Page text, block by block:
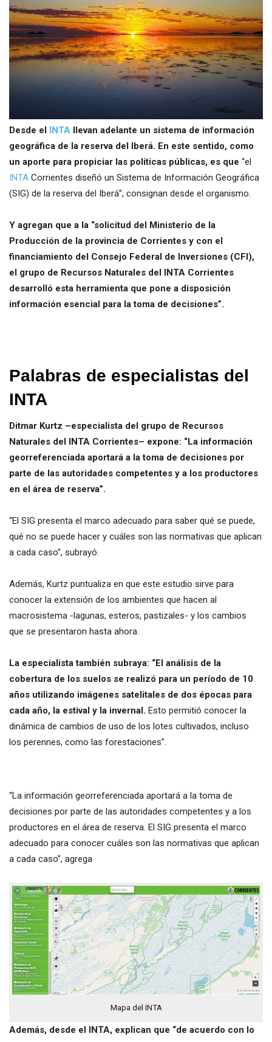
Desde el INTA llevan adelante un sistema de información
geográfica de la reserva del Iberá. En este sentido, como
un aporte para propiciar las políticas públicas, es que “el
INTA Corrientes diseñó un Sistema de Información Geográfica
(SIG) de la reserva del Iberá”, consignan desde el organismo.
Y agregan que a la “solicitud del Ministerio de la
Producción de la provincia de Corrientes y con el
financiamiento del Consejo Federal de Inversiones (CFI),
el grupo de Recursos Naturales del INTA Corrientes
desarrolló esta herramienta que pone a disposición
información esencial para la toma de decisiones”.
Palabras de especialistas del
INTA
Ditmar Kurtz –especialista del grupo de Recursos
Naturales del INTA Corrientes– expone: “La información
georreferenciada aportará a la toma de decisiones por
parte de las autoridades competentes y a los productores
en el área de reserva”.
“El SIG presenta el marco adecuado para saber qué se puede,
qué no se puede hacer y cuáles son las normativas que aplican
a cada caso”, subrayó.
Además, Kurtz puntualiza en que este estudio sirve para
conocer la extensión de los ambientes que hacen al
macrosistema -lagunas, esteros, pastizales- y los cambios
que se presentaron hasta ahora.
La especialista también subraya: “El análisis de la
cobertura de los suelos se realizó para un período de 10
años utilizando imágenes satelitales de dos épocas para
cada año, la estival y la invernal. Esto permitió conocer la
dinámica de cambios de uso de los lotes cultivados, incluso
los perennes, como las forestaciones”.
“La información georreferenciada aportará a la toma de
decisiones por parte de las autoridades competentes y a los
productores en el área de reserva. El SIG presenta el marco
adecuado para conocer cuáles son las normativas que aplican
a cada caso”, agrega
Mapa del INTA
Además, desde el INTA, explican que “de acuerdo con lo